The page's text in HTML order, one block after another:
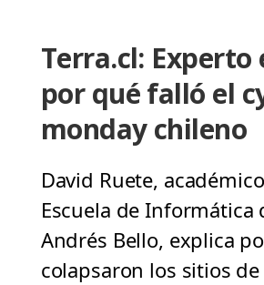
Terra.cl: Experto
por qué falló el
monday chileno
David Ruete,
Escuela de Informática
Andrés Bello, explica
colapsaron los sitios